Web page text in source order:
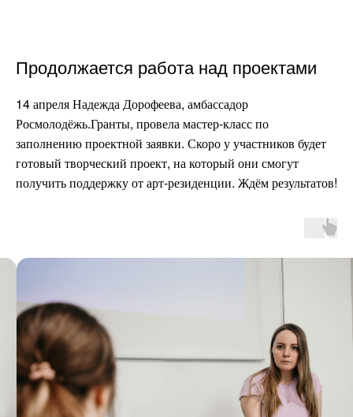
Продолжается работа над проектами
14 апреля Надежда Дорофеева, амбассадор
Росмолодёжь.Гранты, провела мастер-класс по
заполнению проектной заявки. Скоро у участников будет
готовый творческий проект, на который они смогут
получить поддержку от арт-резиденции. Ждём результатов!